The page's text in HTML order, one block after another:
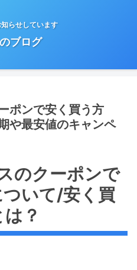
らせしています
ブログ
ポンで安く買う方
や最安値のキャンペ
のクーポンで
いて/安く買
？